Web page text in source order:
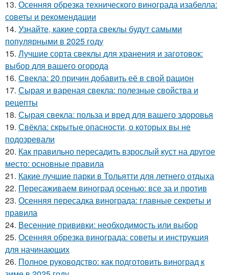
13. Осенняя обрезка технического винограда изабелла:
советы и рекомендации
14. Узнайте, какие сорта свеклы будут самыми
популярными в 2025 году
15. Лучшие сорта свеклы для хранения и заготовок:
выбор для вашего огорода
16. Свекла: 20 причин добавить её в свой рацион
17. Сырая и вареная свекла: полезные свойства и
рецепты
18. Сырая свекла: польза и вред для вашего здоровья
19. Свёкла: скрытые опасности, о которых вы не
подозревали
20. Как правильно пересадить взрослый куст на другое
место: основные правила
21. Какие лучшие парки в Тольятти для летнего отдыха
22. Пересаживаем виноград осенью: все за и против
23. Осенняя пересадка винограда: главные секреты и
правила
24. Весенние прививки: необходимость или выбор
25. Осенняя обрезка винограда: советы и инструкция
для начинающих
26. Полное руководство: как подготовить виноград к